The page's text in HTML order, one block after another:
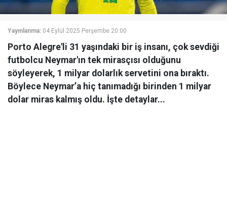
Yayınlanma: 04 Eylül 2025 Perşembe 20:00
Porto Alegre'li 31 yaşındaki bir iş insanı, çok sevdiği
futbolcu Neymar'ın tek mirasçısı olduğunu
söyleyerek, 1 milyar dolarlık servetini ona bıraktı.
Böylece Neymar’a hiç tanımadığı birinden 1 milyar
dolar miras kalmış oldu. İşte detaylar...